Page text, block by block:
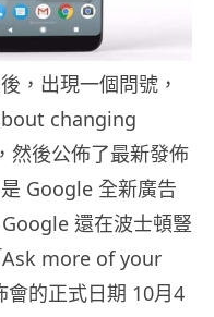
，出現一個問號，
changing
然後公佈了最新發佈
Google 全新廣告
還在波士頓豎
Ask more of your
的正式日期 10月4